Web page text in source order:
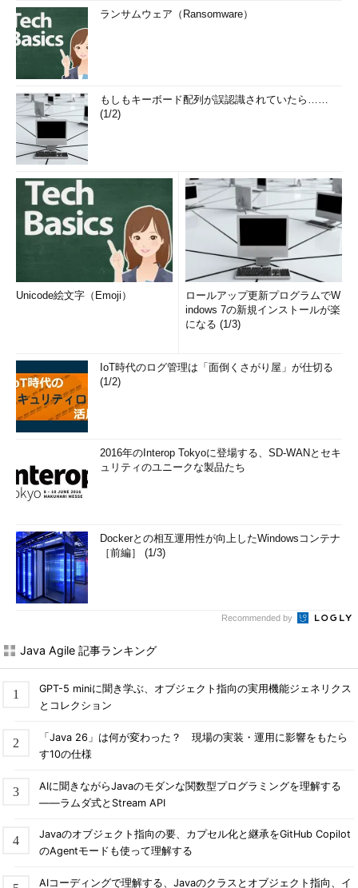
ランサムウェア（Ransomware）
もしもキーボード配列が誤認識されていたら……
(1/2)
Unicode絵文字（Emoji）
ロールアップ更新プログラムでW
indows 7の新規インストールが楽
になる (1/3)
IoT時代のログ管理は「面倒くさがり屋」が仕切る
(1/2)
2016年のInterop Tokyoに登場する、SD-WANとセキ
ュリティのユニークな製品たち
Dockerとの相互運用性が向上したWindowsコンテナ
［前編］ (1/3)
Recommended by
Java Agile 記事ランキング
GPT-5 miniに聞き学ぶ、オブジェクト指向の実用機能ジェネリクス
とコレクション
「Java 26」は何が変わった？ 現場の実装・運用に影響をもたら
す10の仕様
AIに聞きながらJavaのモダンな関数型プログラミングを理解する
――ラムダ式とStream API
Javaのオブジェクト指向の要、カプセル化と継承をGitHub Copilot
のAgentモードも使って理解する
AIコーディングで理解する、Javaのクラスとオブジェクト指向、イ